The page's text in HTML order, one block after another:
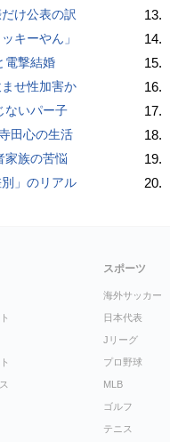
け公表の訳
キーやん」
電撃結婚
せ性加害か
ないパー子
田心の生活
家族の苦悩
」のリアル
13.
14.
15.
16.
17.
18.
19.
20.
スポーツ
海外サッカー
日本代表
Jリーグ
プロ野球
MLB
ゴルフ
テニス